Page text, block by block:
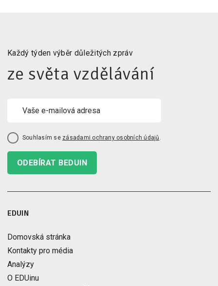
Každý týden výběr důležitých zpráv
ze světa vzdělávání
Souhlasím se zásadami ochrany osobních údajů .
ODEBÍRAT BEDUIN
EDUIN
Domovská stránka
Kontakty pro média
Analýzy
O EDUinu